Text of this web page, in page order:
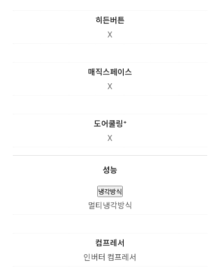
히든버튼
X
매직스페이스
X
도어쿨링⁺
X
성능
냉각방식
멀티냉각방식
컴프레서
인버터 컴프레서